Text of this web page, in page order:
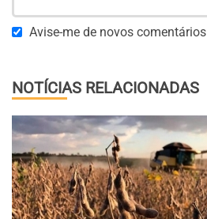
Avise-me de novos comentários
NOTÍCIAS RELACIONADAS